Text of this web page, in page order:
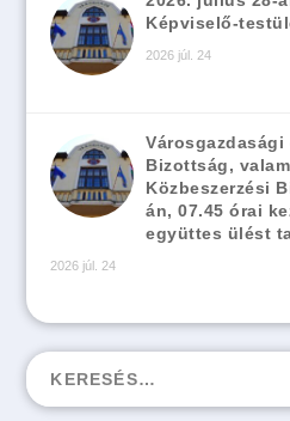
Képviselő-
2026 júl. 24
Városgazdasági
Bizottság,
Közbeszerzési
án, 07.45 órai
együttes ülést
2026 júl. 24